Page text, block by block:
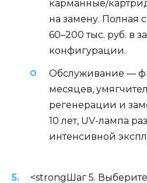
карманные/
на замену. Полная
60–200 тыс. руб. в
конфигурации.
Обслуживание —
месяцев,
регенерации и
10 лет, UV-лампа
интенсивной
<strongШаг 5.